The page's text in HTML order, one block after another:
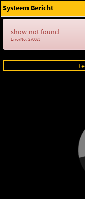
Systeem Bericht
show not found
ErrorNo. 270083